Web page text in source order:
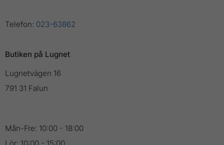
Telefon: 023-63862
Butiken på Lugnet
Lugnetvägen 16
791 31 Falun
Mån-Fre: 10:00 - 18:00